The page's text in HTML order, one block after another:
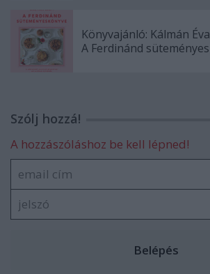
Könyvajánló: Kálmán
A Ferdinánd
Szólj hozzá!
A hozzászóláshoz be kell lépned!